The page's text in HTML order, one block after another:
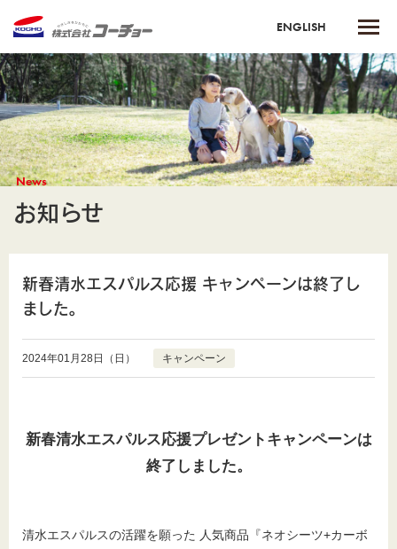
ENGLISH
News
お知らせ
新春清水エスパルス応援 キャンペーンは終了し
ました。
2024年01月28日（日） キャンペーン
新春清水エスパルス応援プレゼント キャンペーンは
終了しました。
清水エスパルスの活躍を願った 人気商品『ネオシーツ+カーボ